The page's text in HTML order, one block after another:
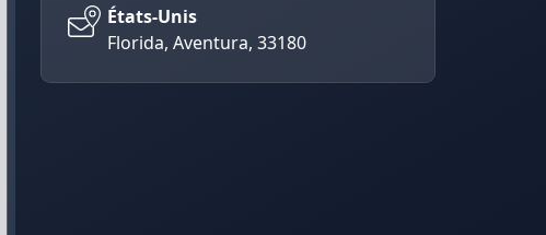
États-Unis
Florida, Aventura, 33180